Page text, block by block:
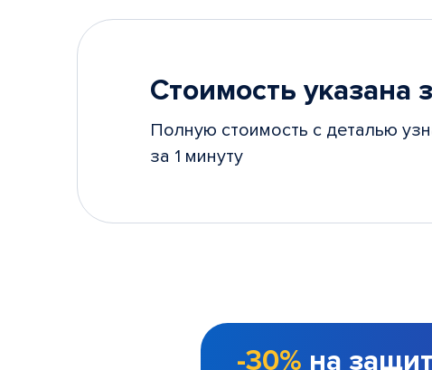
Стоимость указана
Полную стоимость с деталью
за 1 минуту
-30% на